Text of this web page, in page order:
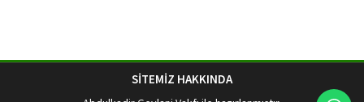
SİTEMİZ HAKKINDA